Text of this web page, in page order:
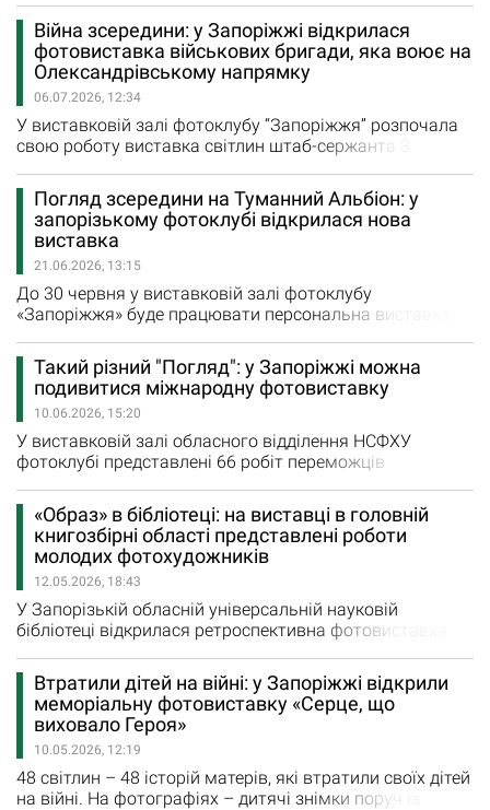
шлях, але вже сміливо заявляють про себе власним
баченням світу. Виставка об’єднала роботи 11 авторів.
Це - Ольга Калінчук, Ліана Краснопольська, Сергій
Терехов, Тетяна Міхтєєва-Маснік (Міх), Людмила…
Війна зсередини: у Запоріжжі відкрилася
фотовиставка військових бригади, яка воює на
Олександрівському напрямку
06.07.2026, 12:34
У виставковій залі фотоклубу “Запоріжжя” розпочала
свою роботу виставка світлин штаб-сержанта 3
штурмової бригади Вадима Буліка та фотографа і
відеоператора відділу комунікації цієї бригади
Олександра Корецького "Сміливі здобудуть перемогу".
В експозиції представлено 75 світлин, які
розповідають…
Погляд зсередини на Туманний Альбіон: у
запорізькому фотоклубі відкрилася нова
виставка
21.06.2026, 13:15
До 30 червня у виставковій залі фотоклубу
«Запоріжжя» буде працювати персональна виставка
(«Уявіть собі Британію»). Це погляд зсередини на
Туманний Альбіон запоріжця, який п“ятий рік живе у
Великобританії. «Автор виставки Володимир Клюєв —
член Запорізького…
Такий різний "Погляд": у Запоріжжі можна
подивитися міжнародну фотовиставку
10.06.2026, 15:20
У виставковій залі обласного відділення НСФХУ
фотоклубі представлені 66 робіт переможців
"Погляд-2025", який проходив у Кропивницькому у 29-й
раз. "Виставка “Погляд” - це особливий мистецький
простір, в якому зібрані роботи фотографів різного
творчого бачення, досвіду та настрою. Виставка…
«Образ» в бібліотеці: на виставці в головній
книгозбірні області представлені роботи
молодих фотохудожників
12.05.2026, 18:43
У Запорізькій обласній універсальній науковій
бібліотеці відкрилася ретроспективна фотовиставка
дитячої та юнацької творчості. Раніше роботи
вихованців члена Національної спілки фотохудожників
України, члена Національної спілки журналістів України
Бориса Дворного можна було бачити у виставковій
залі обласного…
Втратили дітей на війні: у Запоріжжі відкрили
меморіальну фотовиставку «Серце, що
виховало Героя»
10.05.2026, 12:19
48 світлин – 48 історій матерів, які втратили своїх дітей
на війні. На фотографіях – дитячі знімки поруч із